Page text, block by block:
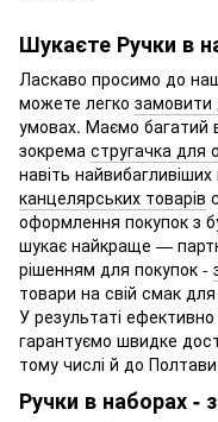
Шукаєте Ручки в
Ласкаво просимо до
можете легко замовити
умовах. Маємо багатий
зокрема стругачка для
навіть найвибагливіших
канцелярських товарів
оформлення покупок з
шукає найкраще —
рішенням для покупок -
товари на свій смак
У результаті
гарантуємо швидке
тому числі й до
Ручки в наборах -